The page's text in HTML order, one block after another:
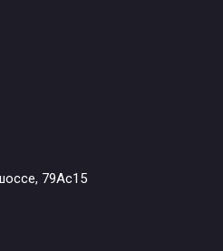
79Ас15